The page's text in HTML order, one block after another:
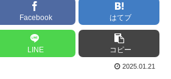
Facebook はてブ
LINE コピー
2025.01.21